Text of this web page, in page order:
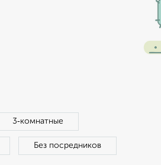
3‑комнатные
Без посредников